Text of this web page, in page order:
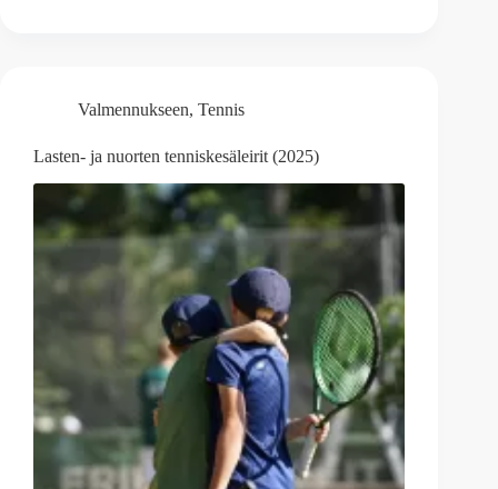
Valmennukseen, Tennis
Lasten- ja nuorten tenniskesäleirit (2025)